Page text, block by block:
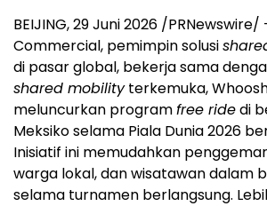
BEIJING,29 Juni 2026 /PRNewswire/
Commercial, pemimpin solusi
di pasar global, bekerja sama
shared mobilityterkemuka,
meluncurkan programfree ridedi
Meksiko selama Piala Dunia 2026
Inisiatif ini memudahkan
warga lokal, dan wisatawan dalam
selama turnamen berlangsung.